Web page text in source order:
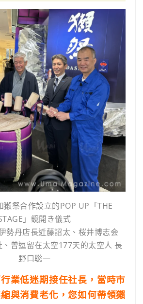
獺祭合作設立的POP UP「THE
」鏡開き儀式
勢丹店長近藤詔太、桜井博志会
曾逗留在太空177天的太空人 長
野口聡一
業低迷期接任社長，當時市
與消費老化，您如何帶領獺